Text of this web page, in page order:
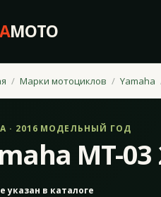
MOTO
Марки мотоциклов Yamaha
· 2016 МОДЕЛЬНЫЙ ГОД
MT-03
указан в каталоге